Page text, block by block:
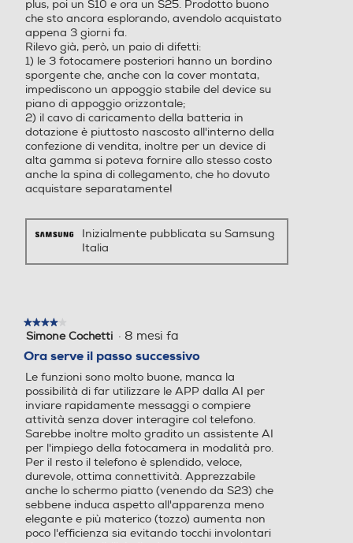
Play Video
Riepiloghi
della tua
giornata
Ricevi riepiloghi personalizzati
durante tutta la giornata dal
nuovissimo Now Brief.Inizia la
giornata con un resoconto di cosa ti
aspetta, controllando ad esempio il
tuo Punteggio Energetico
aggiornato e visualizzando
promemoria di un’agenda fitta di
impegni. Quindi, riepiloga gli eventi
della giornata alla sera con dati e
analisi delle attività della giornata
Viva voce
Vibrazione
Altre funzioni
AI: Assistente chiamata, As
sistente alla scrittura, Inter
prete, Assistente note, Assi
a audio, Sfondo Ambiente f
alla salute Riconoscimento
dati biometrici (Impronte di
gitali / Viso) Samsung Pass,
Area Personale, Wi-Fi Prot
etto, Protezione dati avanz
ata, Condivisione in privato
Trova dispositivo personale
(SmartThings Find, Consen
ti rilevazione smartphone, I
nvia ultima posizione, Ricer
ca offline) Knox 3.11 Bixby (
Altre funzioni
plus, poi un S10 e ora un S25. Prodotto buono
che sto ancora esplorando, avendolo acquistato
appena 3 giorni fa.
Rilevo già, però, un paio di difetti:
1) le 3 fotocamere posteriori hanno un bordino
sporgente che, anche con la cover montata,
impediscono un appoggio stabile del device su
piano di appoggio orizzontale;
2) il cavo di caricamento della batteria in
dotazione è piuttosto nascosto all'interno della
confezione di vendita, inoltre per un device di
alta gamma si poteva fornire allo stesso costo
anche la spina di collegamento, che ho dovuto
acquistare separatamente!
Inizialmente pubblicata su Samsung
Italia
★★★★★
★★★★★
4
5
stelle.
Simone Cochetti · 8 mesi fa
Ora serve il passo successivo
Le funzioni sono molto buone, manca la
possibilità di far utilizzare le APP dalla AI per
inviare rapidamente messaggi o compiere
attività senza dover interagire col telefono.
Sarebbe inoltre molto gradito un assistente AI
per l'impiego della fotocamera in modalità pro.
Per il resto il telefono è splendido, veloce,
durevole, ottima connettività. Apprezzabile
anche lo schermo piatto (venendo da S23) che
sebbene induca aspetto all'apparenza meno
elegante e più materico (tozzo) aumenta non
poco l'efficienza sia evitando tocchi involontari